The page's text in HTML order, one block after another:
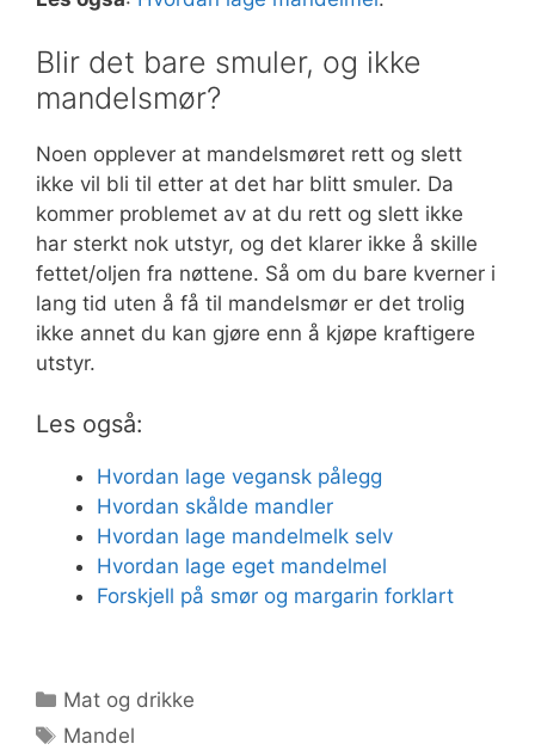
Blir det bare smuler, og ikke
mandelsmør?
Noen opplever at mandelsmøret rett og slett
ikke vil bli til etter at det har blitt smuler. Da
kommer problemet av at du rett og slett ikke
har sterkt nok utstyr, og det klarer ikke å skille
fettet/oljen fra nøttene. Så om du bare kverner i
lang tid uten å få til mandelsmør er det trolig
ikke annet du kan gjøre enn å kjøpe kraftigere
utstyr.
Les også:
Hvordan lage vegansk pålegg
Hvordan skålde mandler
Hvordan lage mandelmelk selv
Hvordan lage eget mandelmel
Forskjell på smør og margarin forklart
Kategorier
Mat og drikke
Stikkord
Mandel